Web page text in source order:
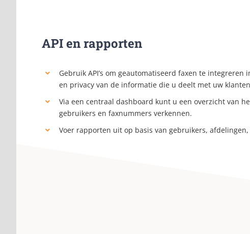
API en rapporten
Gebruik API’s om geautomatiseerd faxen te
en privacy van de informatie die u deelt met uw
Via een centraal dashboard kunt u een overzicht van
gebruikers en faxnummers verkennen.
Voer rapporten uit op basis van gebruikers,